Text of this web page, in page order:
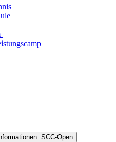
SCC-Open